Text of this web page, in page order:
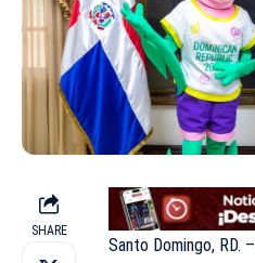
SHARE
Santo Domingo, RD.